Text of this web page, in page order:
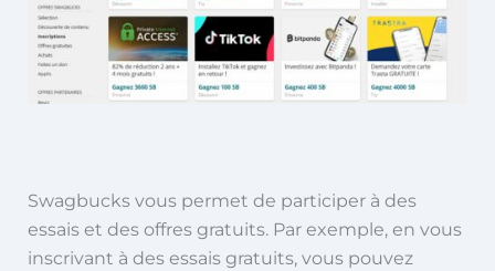
Swagbucks vous permet de participer à des
essais et des offres gratuits. Par exemple, en vous
inscrivant à des essais gratuits, vous pouvez